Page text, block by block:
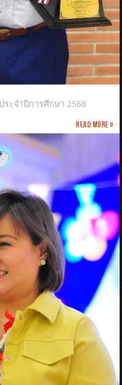
ะจำปีการศึกษา 2568
Read more »